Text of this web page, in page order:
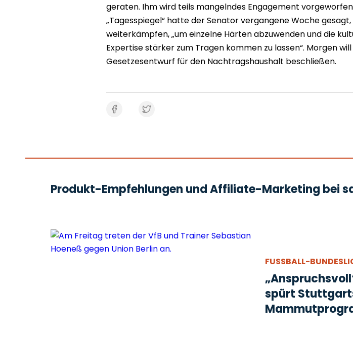
geraten. Ihm wird teils mangelndes Engagement
„Tagesspiegel“ hatte der Senator vergangene Woche
weiterkämpfen, „um einzelne Härten abzuwenden und die
Expertise stärker zum Tragen kommen zu lassen“. Morgen
Gesetzesentwurf für den Nachtragshaushalt beschließen.
Produkt-Empfehlungen und Affiliate-Marketing bei
FUSSBALL-
spürt